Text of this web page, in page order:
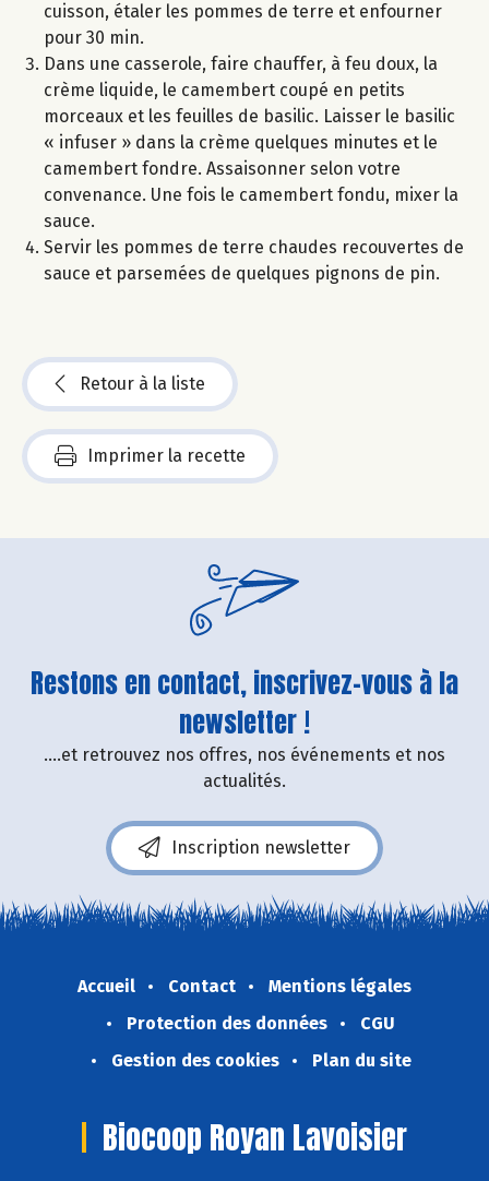
cuisson, étaler les pommes de terre et enfourner
pour 30 min.
Dans une casserole, faire chauffer, à feu doux, la
crème liquide, le camembert coupé en petits
morceaux et les feuilles de basilic. Laisser le basilic
« infuser » dans la crème quelques minutes et le
camembert fondre. Assaisonner selon votre
convenance. Une fois le camembert fondu, mixer la
sauce.
Servir les pommes de terre chaudes recouvertes de
sauce et parsemées de quelques pignons de pin.
Retour à la liste
Imprimer la recette
Restons en contact, inscrivez-vous à la
newsletter !
....et retrouvez nos offres, nos événements et nos
actualités.
Inscription newsletter
Accueil Contact
Mentions légales
Protection des données
CGU
Gestion des cookies
Plan du site
Biocoop Royan Lavoisier